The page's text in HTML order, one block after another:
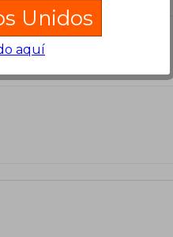
Unidos
aquí